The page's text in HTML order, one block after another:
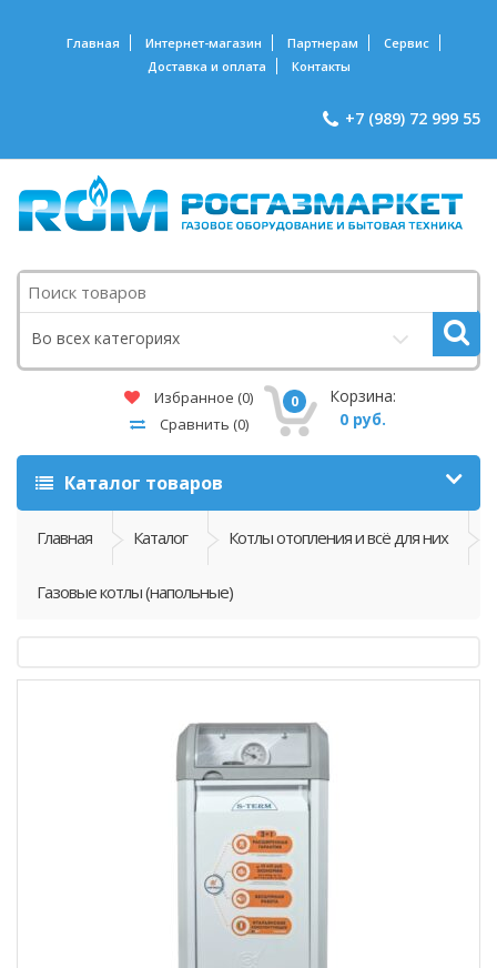
Главная Интернет-магазин Партнерам
Сервис
Доставка и оплата
Контакты
+7 (989) 72 999 55
Поиск
Во всех категориях
Избранное (0)
Сравнить (0)
0
Корзина:
0 руб.
Каталог товаров
Главная Каталог Котлы отопления и всё для них
Газовые котлы (напольные)